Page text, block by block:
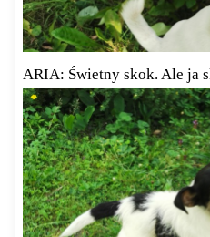
ARIA: Świetny skok. Ale ja